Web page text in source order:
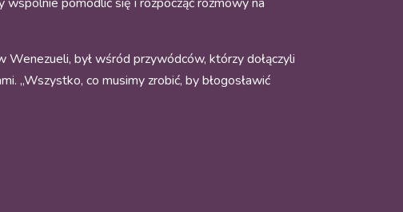
był wśród przywódców, którzy dołączyli
„Wszystko, co musimy zrobić, by błogosławić